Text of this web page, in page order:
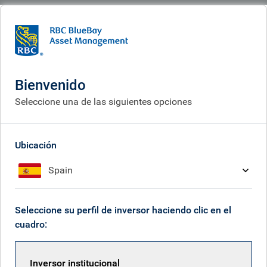
What we do
Nuestro enfoque
Bienvenido
Seleccione una de las siguientes opciones
Ubicación
Spain
Seleccione su perfil de inversor haciendo clic en el
cuadro:
Inversor institucional